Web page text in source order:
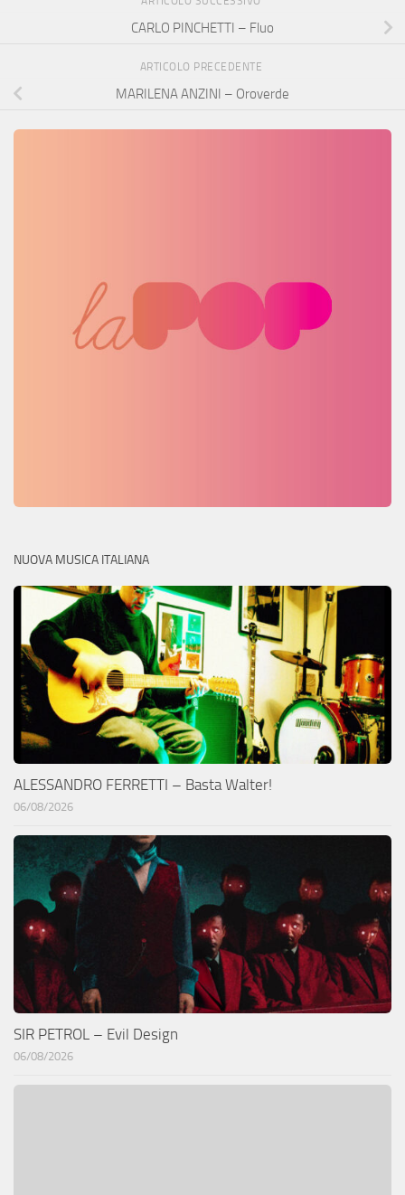
CARLO PINCHETTI – Fluo
ARTICOLO PRECEDENTE
MARILENA ANZINI – Oroverde
NUOVA MUSICA ITALIANA
ALESSANDRO FERRETTI – Basta Walter!
06/08/2026
SIR PETROL – Evil Design
06/08/2026